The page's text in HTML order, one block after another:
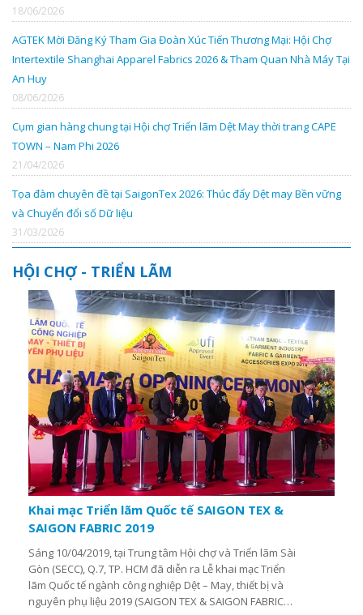
18/06/2026
AGTEK Mời Đăng Ký Tham Gia Đoàn Xúc Tiến Thương Mại: Hội Chợ
Intertextile Shanghai Apparel Fabrics 2026 & Tham Quan Nhà Máy Tại
An Huy
08/06/2026
Cụm gian hàng chung tại Hội chợ Triển lãm Dệt May thời trang CAPE
TOWN – Nam Phi 2026
21/04/2026
Tọa đàm chuyên đề tại SaigonTex 2026: Thúc đẩy Dệt may Bền vững
và Chuyển đổi số Dữ liệu
31/03/2026
HỘI CHỢ - TRIỂN LÃM
Khai mạc Triển lãm Quốc tế SAIGON TEX &
SAIGON FABRIC 2019
Sáng 10/04/2019, tại Trung tâm Hội chợ và Triển lãm Sài
Gòn (SECC), Q.7, TP. HCM đã diễn ra Lễ khai mạc Triển
lãm Quốc tế ngành công nghiệp Dệt – May, thiết bị và
nguyên phụ liệu 2019 (SAIGON TEX & SAIGON FABRIC